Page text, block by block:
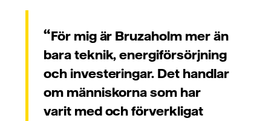
För mig är Bruzaholm mer än
bara teknik, energiförsörjning
och investeringar. Det handlar
om människorna som har
varit med och förverkligat